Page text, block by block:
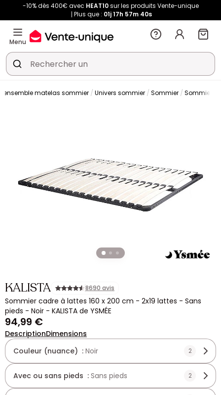
-10% dès 400€ avec HEAT10sur les produits Vente-unique
Plus que : 01j17h 57m 39s
Menu
ensemble matelas sommier Univers sommier Sommier Sommier à
KALISTA 8690 avis
Sommier cadre à lattes 160 x 200 cm - 2x19 lattes - Sans
pieds - Noir - KALISTA de YSMÉE
94,99 €
DescriptionDimensions
Couleur (nuance) : Noir 2
Avec ou sans pieds : Sans pieds 2